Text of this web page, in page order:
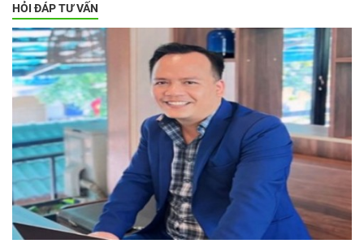
HỎI ĐÁP TƯ VẤN